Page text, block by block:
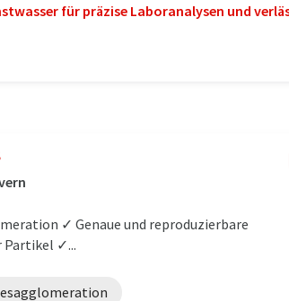
für präzise Laboranalysen und
✓ Genaue und reproduzierbare
Partikel ✓...